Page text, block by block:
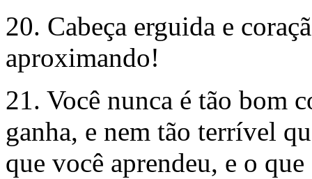
20. Cabeça erguida e
aproximando!
21. Você nunca é tão bom
ganha, e nem tão terrível
que você aprendeu, e o